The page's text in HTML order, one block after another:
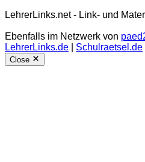
LehrerLinks.net - Link- und
Ebenfalls im Netzwerk von
LehrerLinks.de
Schulraetsel.de
Close